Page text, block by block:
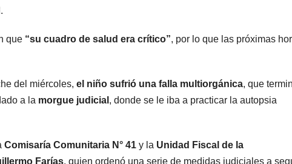
que “su cuadro de salud era crítico”, por lo que las próximas
del miércoles, el niño sufrió una falla multiorgánica, que
a la morgue judicial , donde se le iba a practicar la autopsia
Comisaría Comunitaria N° 41 y la Unidad Fiscal de la
Farías, quien ordenó una serie de medidas judiciales a